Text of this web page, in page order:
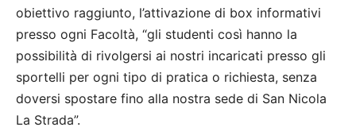
obiettivo raggiunto, l’attivazione di box informativi
presso ogni Facoltà, “gli studenti così hanno la
possibilità di rivolgersi ai nostri incaricati presso gli
sportelli per ogni tipo di pratica o richiesta, senza
doversi spostare fino alla nostra sede di San Nicola
La Strada”.